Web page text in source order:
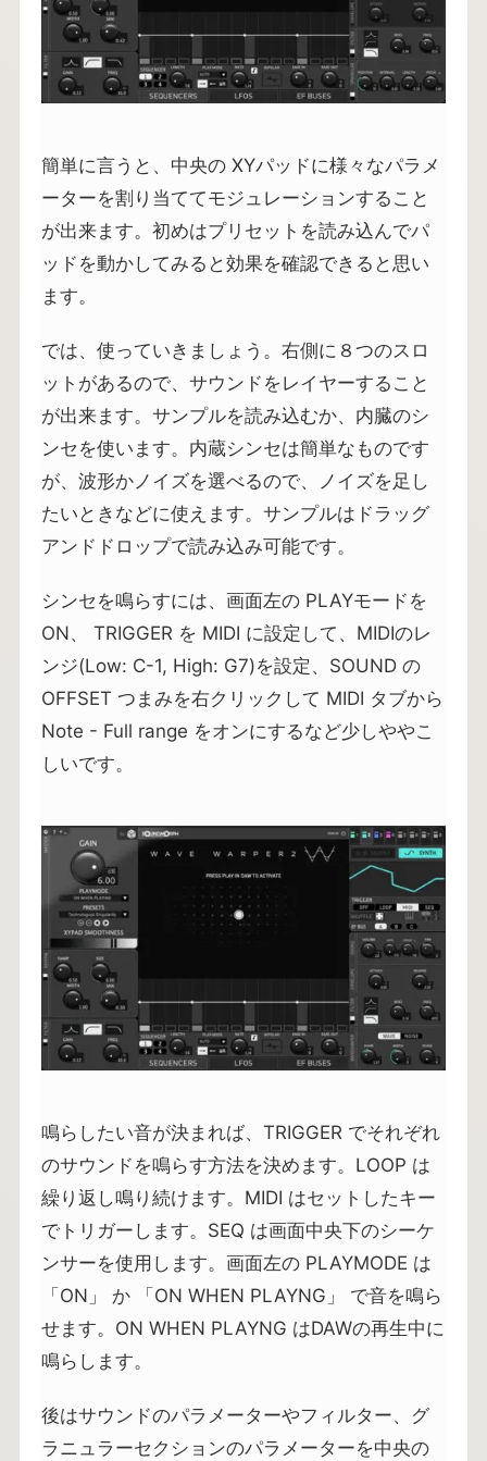
簡単に言うと、中央の XYパッドに様々なパラメ
ーターを割り当ててモジュレーションすること
が出来ます。初めはプリセットを読み込んでパ
ッドを動かしてみると効果を確認できると思い
ます。
では、使っていきましょう。右側に８つのスロ
ットがあるので、サウンドをレイヤーすること
が出来ます。サンプルを読み込むか、内臓のシ
ンセを使います。内蔵シンセは簡単なものです
が、波形かノイズを選べるので、ノイズを足し
たいときなどに使えます。サンプルはドラッグ
アンドドロップで読み込み可能です。
シンセを鳴らすには、画面左の PLAYモードを
ON、 TRIGGER を MIDI に設定して、MIDIのレ
ンジ(Low: C-1, High: G7)を設定、SOUND の
OFFSET つまみを右クリックして MIDI タブから
Note - Full range をオンにするなど少しややこ
しいです。
鳴らしたい音が決まれば、TRIGGER でそれぞれ
のサウンドを鳴らす方法を決めます。LOOP は
繰り返し鳴り続けます。MIDI はセットしたキー
でトリガーします。SEQ は画面中央下のシーケ
ンサーを使用します。画面左の PLAYMODE は
「ON」 か 「ON WHEN PLAYNG」 で音を鳴ら
せます。ON WHEN PLAYNG はDAWの再生中に
鳴らします。
後はサウンドのパラメーターやフィルター、グ
ラニュラーセクションのパラメーターを中央の